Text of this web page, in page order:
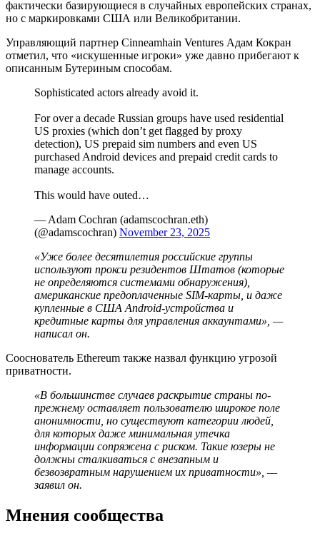
фактически базирующиеся в случайных европейских странах,
но с маркировками США или Великобритании.
Управляющий партнер Cinneamhain Ventures Адам Кокран
отметил, что «искушенные игроки» уже давно прибегают к
описанным Бутериным способам.
Sophisticated actors already avoid it.
For over a decade Russian groups have used residential
US proxies (which don’t get flagged by proxy
detection), US prepaid sim numbers and even US
purchased Android devices and prepaid credit cards to
manage accounts.
This would have outed…
— Adam Cochran (adamscochran.eth)
(@adamscochran) November 23, 2025
«Уже более десятилетия российские группы
используют прокси резидентов Штатов (которые
не определяются системами обнаружения),
американские предоплаченные SIM-карты, и даже
купленные в США Android-устройства и
кредитные карты для управления аккаунтами», —
написал он.
Сооснователь Ethereum также назвал функцию угрозой
приватности.
«В большинстве случаев раскрытие страны по-
прежнему оставляет пользователю широкое поле
анонимности, но существуют категории людей,
для которых даже минимальная утечка
информации сопряжена с риском. Такие юзеры не
должны сталкиваться с внезапным и
безвозвратным нарушением их приватности», —
заявил он.
Мнения сообщества